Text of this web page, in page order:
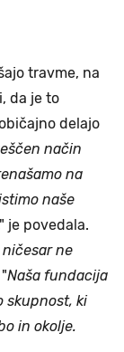
travme, na
da je to
delajo
način
na
naše
je povedala.
ne
Naša fundacija
skupnost, ki
in okolje.